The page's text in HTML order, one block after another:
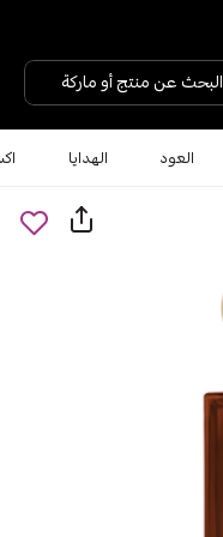
البحث عن منتج أو ماركة
العود الهدايا